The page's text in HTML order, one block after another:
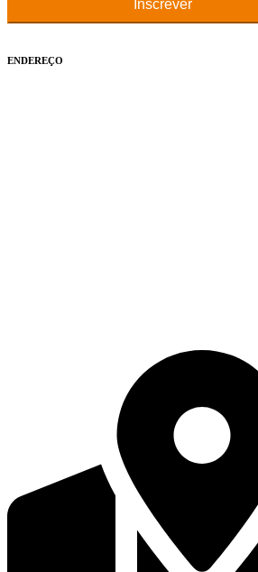
ENDEREÇO